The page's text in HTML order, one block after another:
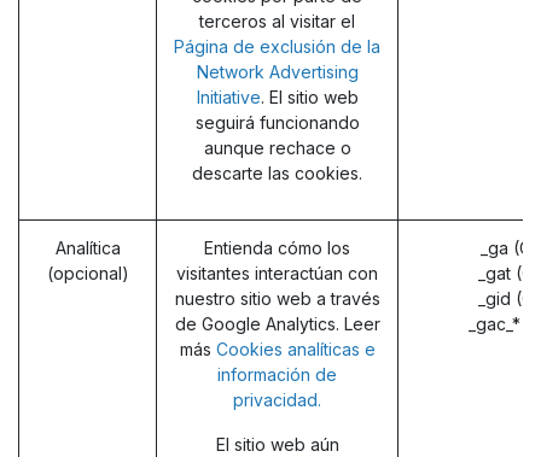
terceros al visitar el
Página de exclusión de la
Network Advertising
Initiative. El sitio web
seguirá funcionando
aunque rechace o
descarte las cookies.
Analítica
(opcional)
Entienda cómo los
visitantes interactúan con
nuestro sitio web a través
de Google Analytics. Leer
más Cookies analíticas e
información de
privacidad.
El sitio web aún
_ga
_gat
_gid
_gac_*